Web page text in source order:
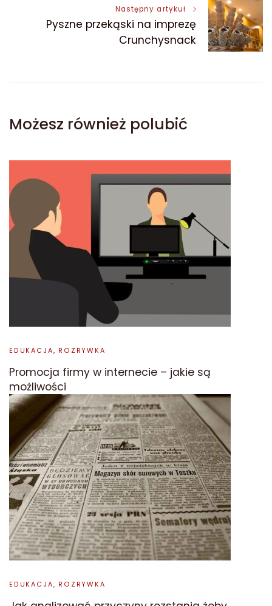
Następny artykuł
Pyszne przekąski na imprezę
Crunchysnack
Możesz również polubić
EDUKACJA, ROZRYWKA
Promocja firmy w internecie – jakie są
możliwości
EDUKACJA, ROZRYWKA